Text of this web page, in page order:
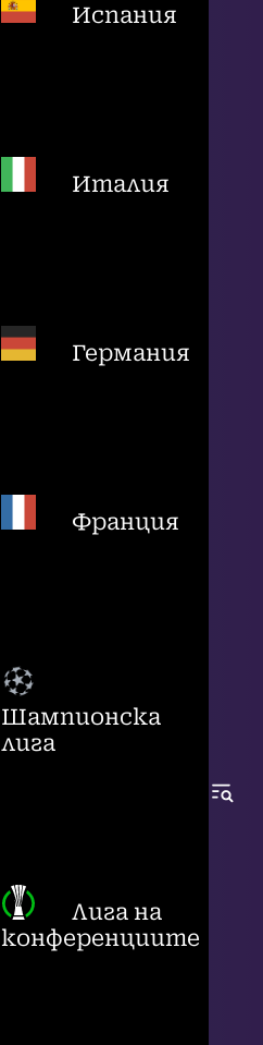
Испания
Италия
Германия
Франция
Шампионска
лига
Лига на
конференциите